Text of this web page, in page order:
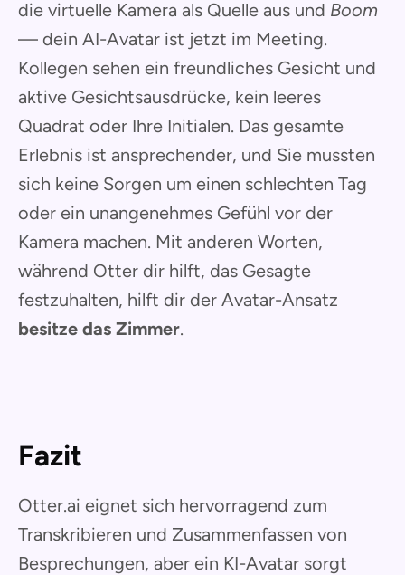
die virtuelle Kamera als Quelle aus und Boom
— dein AI-Avatar ist jetzt im Meeting.
Kollegen sehen ein freundliches Gesicht und
aktive Gesichtsausdrücke, kein leeres
Quadrat oder Ihre Initialen. Das gesamte
Erlebnis ist ansprechender, und Sie mussten
sich keine Sorgen um einen schlechten Tag
oder ein unangenehmes Gefühl vor der
Kamera machen. Mit anderen Worten,
während Otter dir hilft, das Gesagte
festzuhalten, hilft dir der Avatar-Ansatz
besitze das Zimmer.
Fazit
Otter.ai eignet sich hervorragend zum
Transkribieren und Zusammenfassen von
Besprechungen, aber ein KI-Avatar sorgt